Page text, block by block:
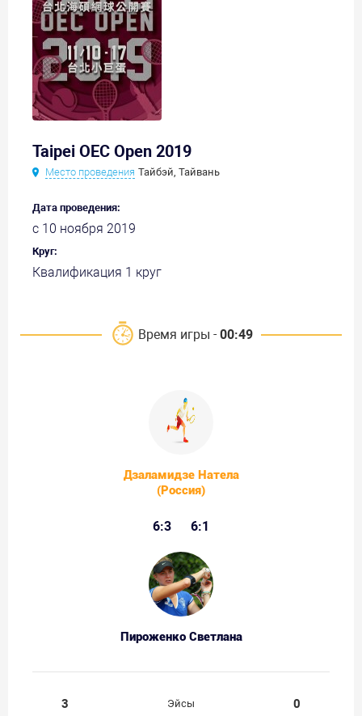
Taipei OEC Open 2019
Место проведения Тайбэй, Тайвань
Дата проведения:
с 10 ноября 2019
Круг:
Квалификация 1 круг
Время игры - 00:49
Дзаламидзе Натела
(Россия)
6:3 6:1
Пироженко Светлана
3 Эйсы
0